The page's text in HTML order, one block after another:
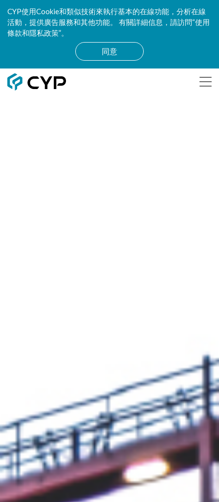
CYP使用Cookie和類似技術來執行基本的在線功能，分析在線
活動，提供廣告服務和其他功能。 有關詳細信息，請訪問“使用
條款和隱私政策”。
同意